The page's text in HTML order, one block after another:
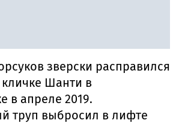
зверски расправился
Шанти в
в апреле 2019.
труп выбросил в лифте